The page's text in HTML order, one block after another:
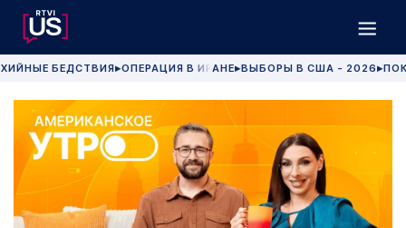
БЕДСТВИЯ▶ОПЕРАЦИЯ В ИРАНЕ▶ВЫБОРЫ В США - 2026 ▶